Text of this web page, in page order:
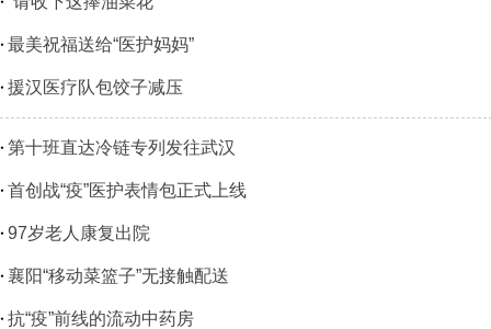
最美祝福送给“医护妈妈”
援汉医疗队包饺子减压
第十班直达冷链专列发往武汉
首创战“疫”医护表情包正式上线
97岁老人康复出院
襄阳“移动菜篮子”无接触配送
抗“疫”前线的流动中药房